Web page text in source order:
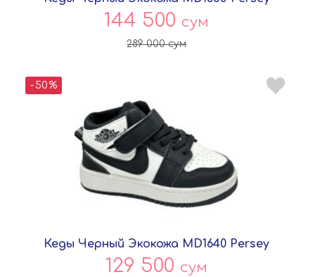
144 500 сум
289 000сум
-50%
Кеды Черный Экокожа MD1640 Persey
129 500 сум